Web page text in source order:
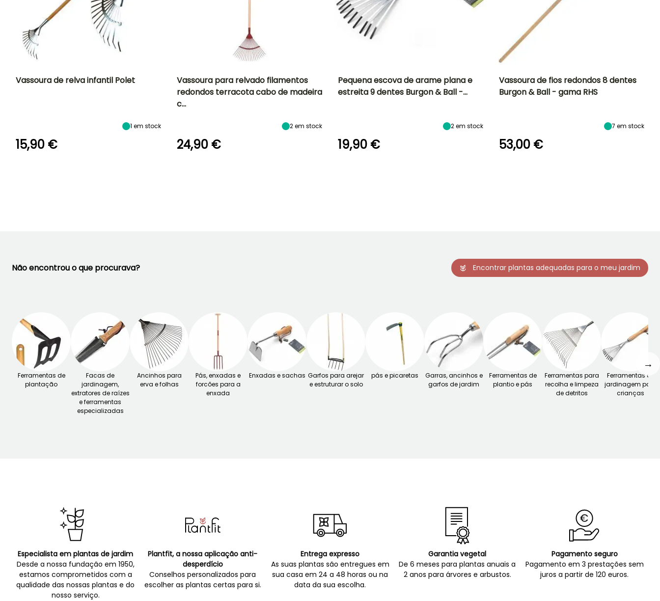
Vassoura de relva infantil Polet
1 em stock
15,90 €
Vassoura para relvado filamentos
redondos terracota cabo de madeira
c…
2em stock
24,90 €
Pequena escova de arame plana e
estreita 9 dentes Burgon & Ball -…
2em stock
19,90 €
Vassoura de fios redondos 8 dentes
Burgon & Ball - gama RHS
7 em stock
53,00 €
Não encontrou o que procurava? Encontrar plantas adequadas para o meu jardim
Ferramentas de
plantação
Facas de
jardinagem,
extratores de raízes
e ferramentas
especializadas
Ancinhos para
erva e folhas
Pás, enxadas e
forcões para a
enxada
Enxadas e sachas Garfos para arejar
e estruturar o solo
pás e picaretas
Garras, ancinhos e
garfos de jardim
Ferramentas de
plantio e pás
Ferramentas para
recolha e limpeza
de detritos
Ferramentas de
jardinagem para
crianças
→
Especialista em plantas de jardim
Desde a nossa fundação em 1950,
estamos comprometidos com a
qualidade das nossas plantas e do
nosso serviço.
Plantfit, a nossa aplicação anti-
desperdício
Conselhos personalizados para
escolher as plantas certas para si.
Entrega expresso
As suas plantas são entregues em
sua casa em 24 a 48 horas ou na
data da sua escolha.
Garantia vegetal
De 6 meses para plantas anuais a
2 anos para árvores e arbustos.
Pagamento seguro
Pagamento em 3 prestações sem
juros a partir de 120 euros.